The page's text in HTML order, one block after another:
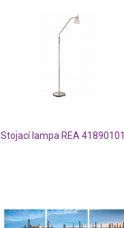
Stojací lampa REA 41890101